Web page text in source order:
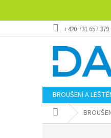
obsah
+420 731 657 379
BROUŠENÍ A
Domů